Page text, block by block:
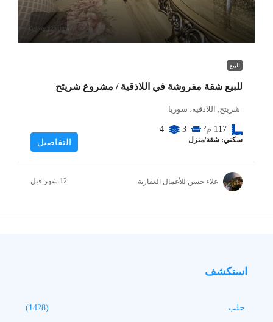
للبيع
للبيع شقة مفروشة في اللاذقية / مشروع شريتح
شريتح, اللاذقية، سوريا
117 م² 3
4
سكني: شقة/منزل التفاصيل
علاء حسن للأعمال العقارية
استكشف
حلب (1428)